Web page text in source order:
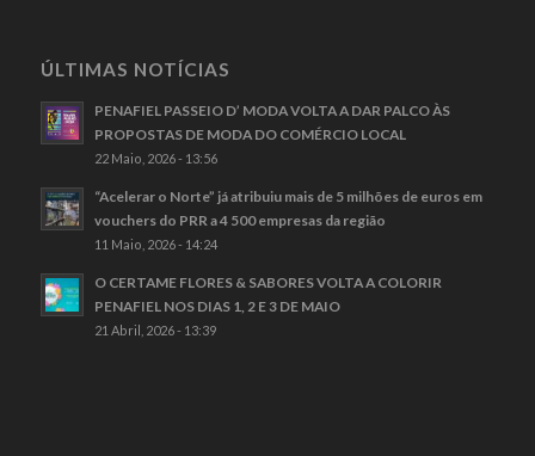
ÚLTIMAS NOTÍCIAS
PENAFIEL PASSEIO D’ MODA VOLTA A DAR PALCO ÀS
PROPOSTAS DE MODA DO COMÉRCIO LOCAL
22 Maio, 2026 - 13:56
“Acelerar o Norte” já atribuiu mais de 5 milhões de euros em
vouchers do PRR a 4 500 empresas da região
11 Maio, 2026 - 14:24
O CERTAME FLORES & SABORES VOLTA A COLORIR
PENAFIEL NOS DIAS 1, 2 E 3 DE MAIO
21 Abril, 2026 - 13:39